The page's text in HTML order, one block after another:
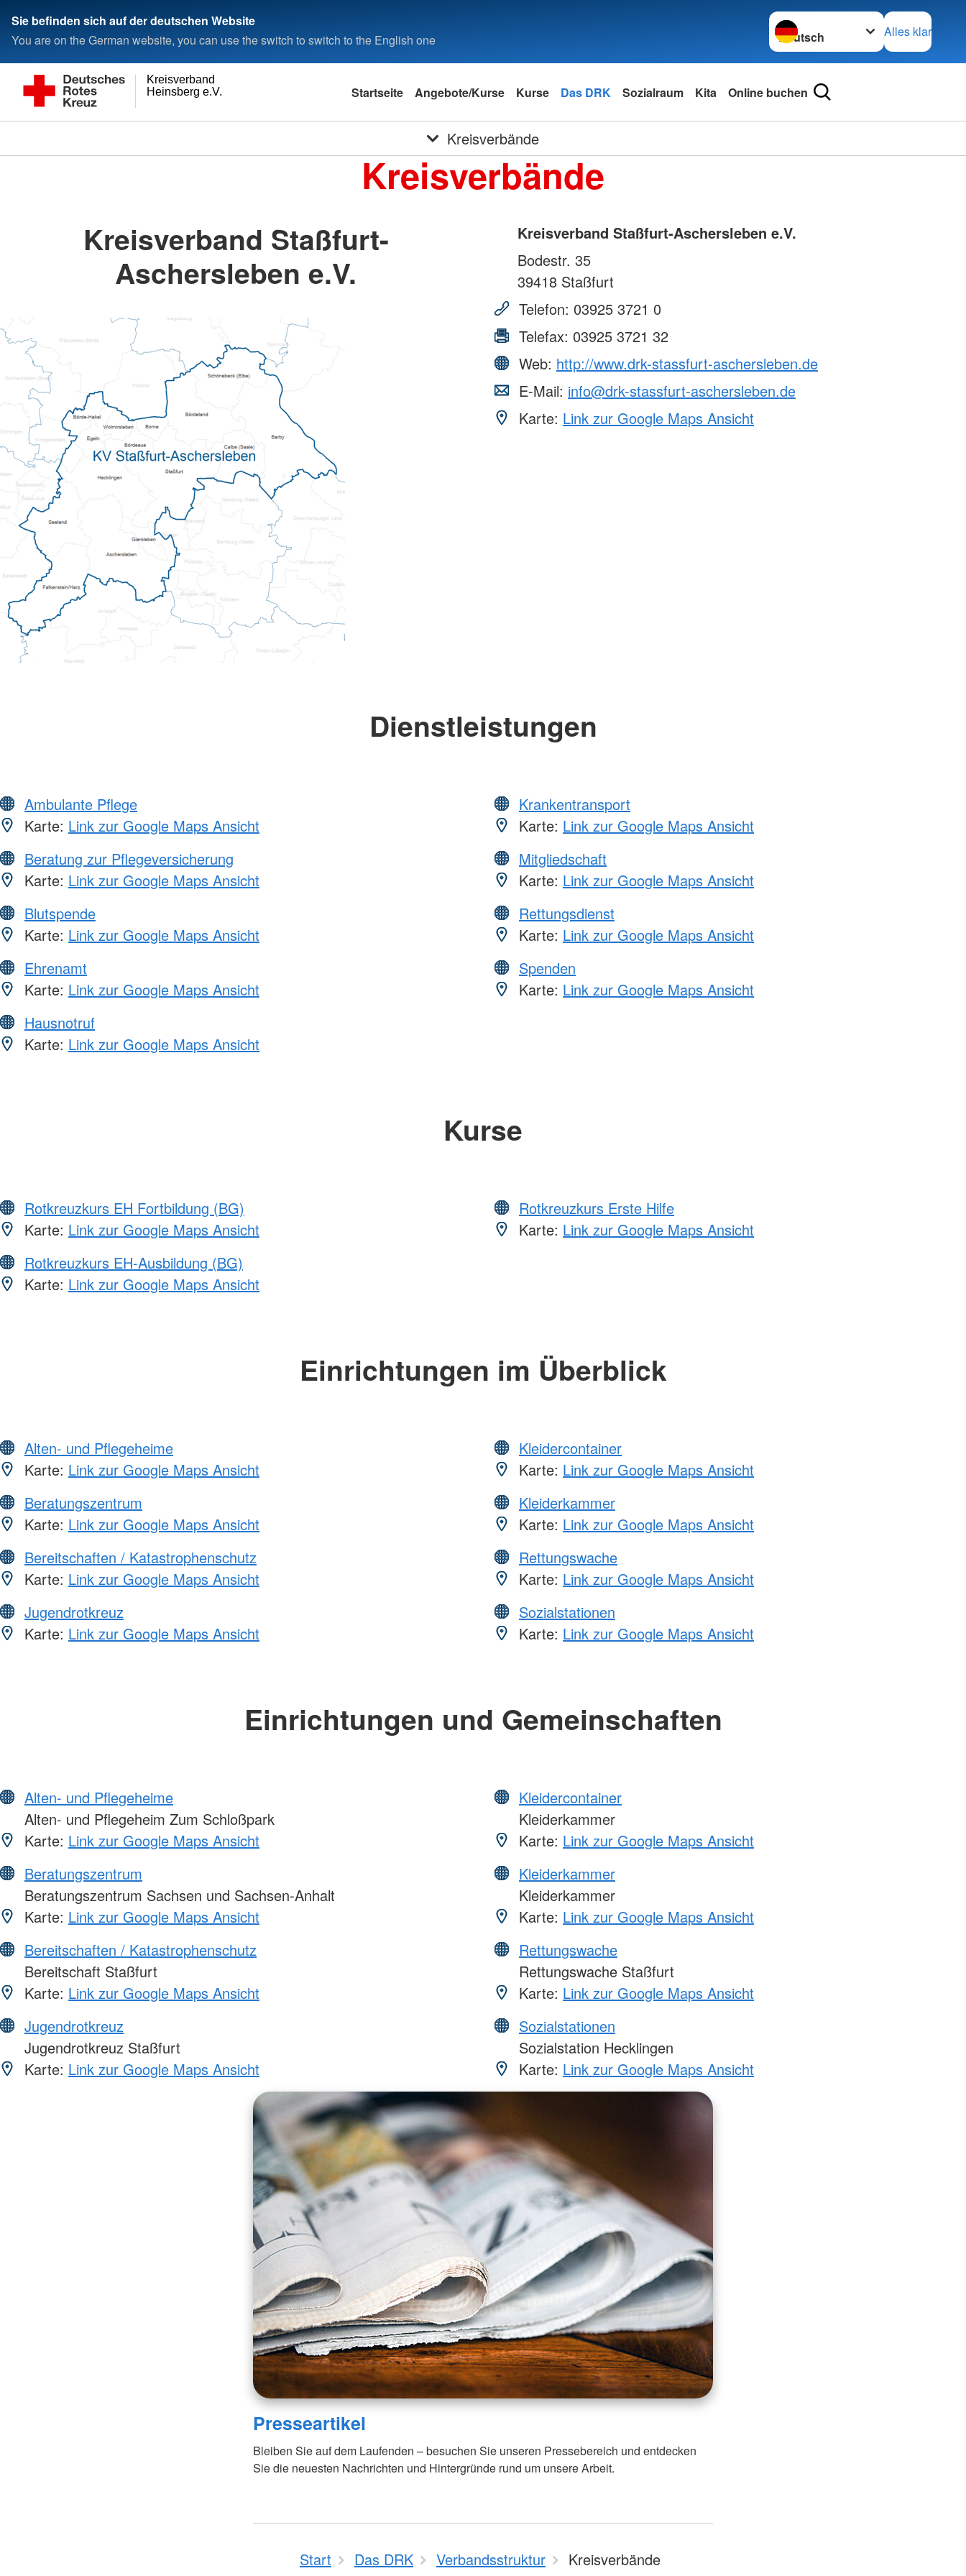
Sie befinden sich auf der deutschen Website
You are on the German website, you can use the switch to switch to the English one
Sprache wechseln zu
Alles klar
Heinsberg e.V.
Kreisverband
Startseite Angebote/Kurse Kurse Das DRK Sozialraum Kita Online buchen
Kreisverbände
Kreisverbände
Kreisverband Staßfurt-
Aschersleben e.V.
Kreisverband Staßfurt-Aschersleben e.V.
Bodestr. 35
39418 Staßfurt
Telefon: 03925 3721 0
Telefax: 03925 3721 32
Web: http://www.drk-stassfurt-aschersleben.de
E-Mail: info@drk-stassfurt-aschersleben.de
Karte: Link zur Google Maps Ansicht
Dienstleistungen
Ambulante Pflege
Karte: Link zur Google Maps Ansicht
Beratung zur Pflegeversicherung
Karte: Link zur Google Maps Ansicht
Blutspende
Karte: Link zur Google Maps Ansicht
Ehrenamt
Karte: Link zur Google Maps Ansicht
Hausnotruf
Karte: Link zur Google Maps Ansicht
Krankentransport
Karte: Link zur Google Maps Ansicht
Mitgliedschaft
Karte: Link zur Google Maps Ansicht
Rettungsdienst
Karte: Link zur Google Maps Ansicht
Spenden
Karte: Link zur Google Maps Ansicht
Kurse
Rotkreuzkurs EH Fortbildung (BG)
Karte: Link zur Google Maps Ansicht
Rotkreuzkurs EH-Ausbildung (BG)
Karte: Link zur Google Maps Ansicht
Rotkreuzkurs Erste Hilfe
Karte: Link zur Google Maps Ansicht
Einrichtungen im Überblick
Alten- und Pflegeheime
Karte: Link zur Google Maps Ansicht
Beratungszentrum
Karte: Link zur Google Maps Ansicht
Bereitschaften / Katastrophenschutz
Karte: Link zur Google Maps Ansicht
Jugendrotkreuz
Karte: Link zur Google Maps Ansicht
Kleidercontainer
Karte: Link zur Google Maps Ansicht
Kleiderkammer
Karte: Link zur Google Maps Ansicht
Rettungswache
Karte: Link zur Google Maps Ansicht
Sozialstationen
Karte: Link zur Google Maps Ansicht
Einrichtungen und Gemeinschaften
Alten- und Pflegeheime
Alten- und Pflegeheim Zum Schloßpark
Karte: Link zur Google Maps Ansicht
Beratungszentrum
Beratungszentrum Sachsen und Sachsen-Anhalt
Karte: Link zur Google Maps Ansicht
Bereitschaften / Katastrophenschutz
Bereitschaft Staßfurt
Karte: Link zur Google Maps Ansicht
Jugendrotkreuz
Jugendrotkreuz Staßfurt
Karte: Link zur Google Maps Ansicht
Kleidercontainer
Kleiderkammer
Karte: Link zur Google Maps Ansicht
Kleiderkammer
Kleiderkammer
Karte: Link zur Google Maps Ansicht
Rettungswache
Rettungswache Staßfurt
Karte: Link zur Google Maps Ansicht
Sozialstationen
Sozialstation Hecklingen
Karte: Link zur Google Maps Ansicht
Presseartikel
Bleiben Sie auf dem Laufenden – besuchen Sie unseren Pressebereich und entdecken
Sie die neuesten Nachrichten und Hintergründe rund um unsere Arbeit.
Start Das DRK Verbandsstruktur Kreisverbände